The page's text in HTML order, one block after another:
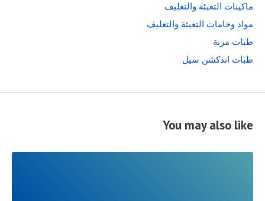
ماكينات التعبئة والتغليف
مواد وخامات التعبئة والتغليف
طبات مرنة
طبات اندكشن سيل
You may also like